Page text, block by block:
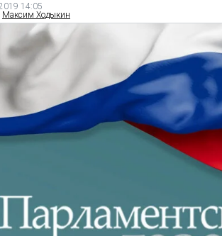
14:05
Максим Ходыкин